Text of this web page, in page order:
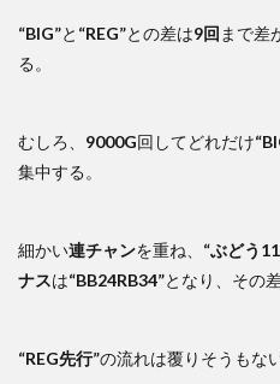
“BIG”と “REG”との差は9回 まで差
る。
むしろ、 9000G回してどれだけ
集中する。
細かい連チャンを重ね、 “ぶどう
ナスは“BB24RB34”となり、その
“REG先行”の流れは覆りそうもな